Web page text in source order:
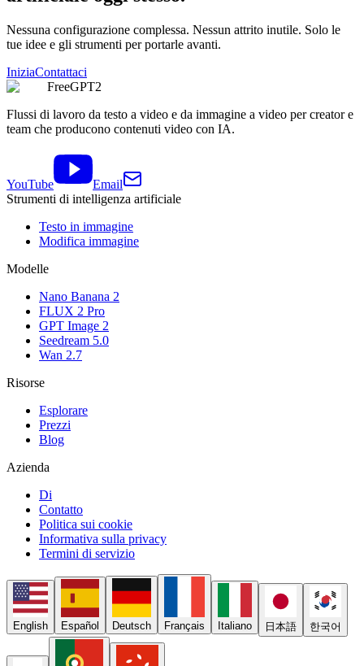
Nessuna configurazione complessa. Nessun attrito inutile. Solo le
tue idee e gli strumenti per portarle avanti.
IniziaContattaci
FreeGPT2
Flussi di lavoro da testo a video e da immagine a video per creator e
team che producono contenuti video con IA.
YouTube
Email
Strumenti di intelligenza artificiale
Testo in immagine
Modifica immagine
Modelle
Nano Banana 2
FLUX 2 Pro
GPT Image 2
Seedream 5.0
Wan 2.7
Risorse
Esplorare
Prezzi
Blog
Azienda
Di
Contatto
Politica sui cookie
Informativa sulla privacy
Termini di servizio
English Español Deutsch Français Italiano 日本語 한국어